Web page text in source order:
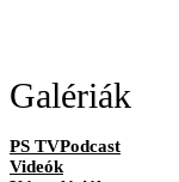
Galériák
PS TVPodcast
Videók